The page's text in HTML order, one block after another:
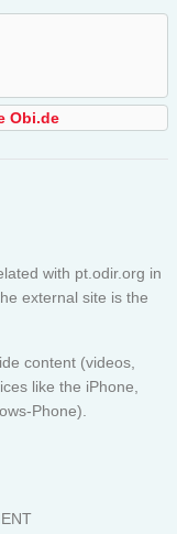
Obi.de
with pt.odir.org in
external site is the
content (videos,
like the iPhone,
Phone).